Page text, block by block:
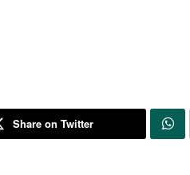
Share on Twitter